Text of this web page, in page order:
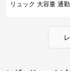
リュック 大容量 通